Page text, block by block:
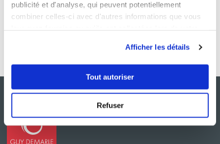
publicité et d'analyse, qui peuvent potentiellement
combiner celles-ci avec d'autres informations que vous
Afficher les détails
Tout autoriser
Refuser